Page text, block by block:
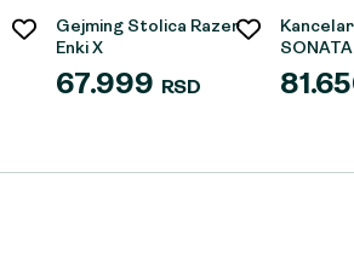
Gejming Stolica Razer
Enki X
67.999 RSD